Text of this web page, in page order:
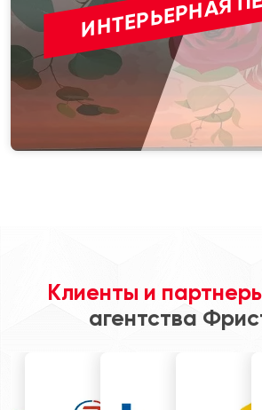
Клиенты и
агентства